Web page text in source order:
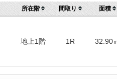
所在階 間取り 面積
地上1階 1R 32.90